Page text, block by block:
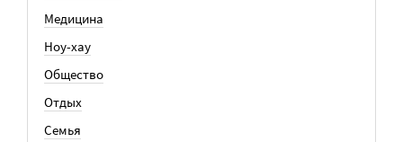
Медицина
Ноу-хау
Общество
Отдых
Семья